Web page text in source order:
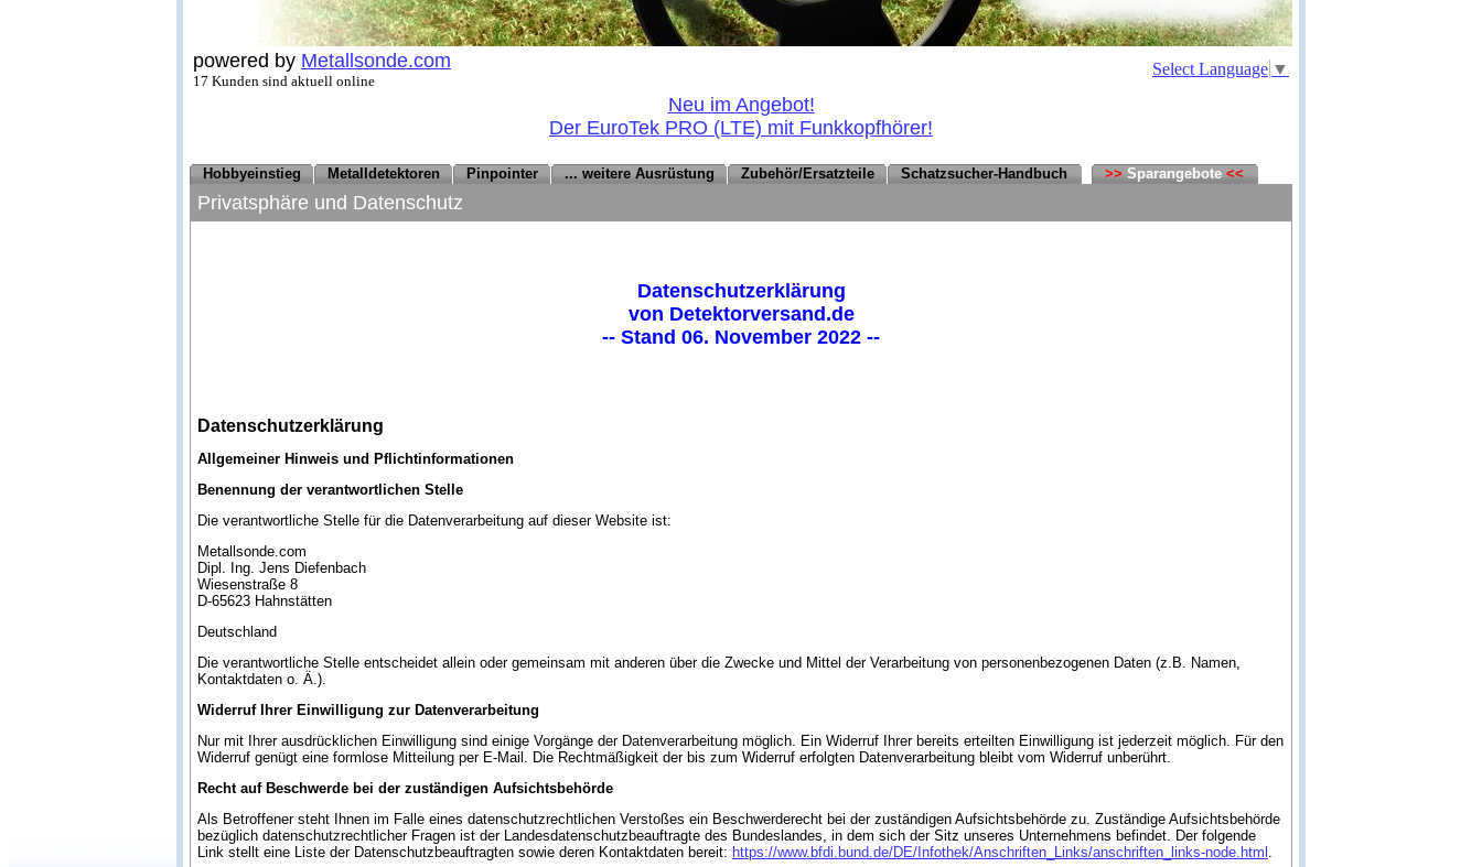
powered by Metallsonde.com
17 Kunden sind aktuell online
Select Language ▼
Neu im Angebot!
Der EuroTek PRO (LTE) mit Funkkopfhörer!
Hobbyeinstieg Metalldetektoren Pinpointer ... weitere Ausrüstung Zubehör/Ersatzteile Schatzsucher-Handbuch >> Sparangebote <<
Privatsphäre und Datenschutz
Datenschutzerklärung
von Detektorversand.de
-- Stand 06. November 2022 --
Datenschutzerklärung
Allgemeiner Hinweis und Pflichtinformationen
Benennung der verantwortlichen Stelle
Die verantwortliche Stelle für die Datenverarbeitung auf dieser Website ist:
Metallsonde.com
Dipl. Ing. Jens Diefenbach
Wiesenstraße 8
D-65623 Hahnstätten
Deutschland
Die verantwortliche Stelle entscheidet allein oder gemeinsam mit anderen über die Zwecke und Mittel der Verarbeitung von personenbezogenen Daten (z.B. Namen,
Kontaktdaten o. Ä.).
Widerruf Ihrer Einwilligung zur Datenverarbeitung
Nur mit Ihrer ausdrücklichen Einwilligung sind einige Vorgänge der Datenverarbeitung möglich. Ein Widerruf Ihrer bereits erteilten Einwilligung ist jederzeit möglich. Für den
Widerruf genügt eine formlose Mitteilung per E-Mail. Die Rechtmäßigkeit der bis zum Widerruf erfolgten Datenverarbeitung bleibt vom Widerruf unberührt.
Recht auf Beschwerde bei der zuständigen Aufsichtsbehörde
Als Betroffener steht Ihnen im Falle eines datenschutzrechtlichen Verstoßes ein Beschwerderecht bei der zuständigen Aufsichtsbehörde zu. Zuständige Aufsichtsbehörde
bezüglich datenschutzrechtlicher Fragen ist der Landesdatenschutzbeauftragte des Bundeslandes, in dem sich der Sitz unseres Unternehmens befindet. Der folgende
Link stellt eine Liste der Datenschutzbeauftragten sowie deren Kontaktdaten bereit: https://www.bfdi.bund.de/DE/Infothek/Anschriften_Links/anschriften_links-node.html